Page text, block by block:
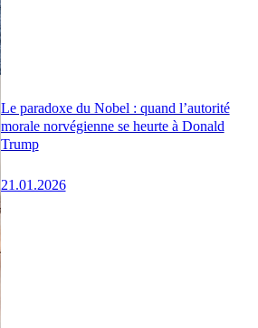
Le paradoxe du Nobel : quand l’autorité
morale norvégienne se heurte à Donald
Trump
21.01.2026